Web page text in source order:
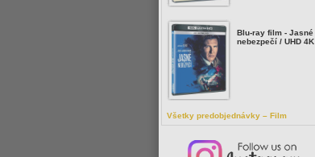
Blu-ray film - Jasné
nebezpečí / UHD 4K
Všetky predobjednávky – Film